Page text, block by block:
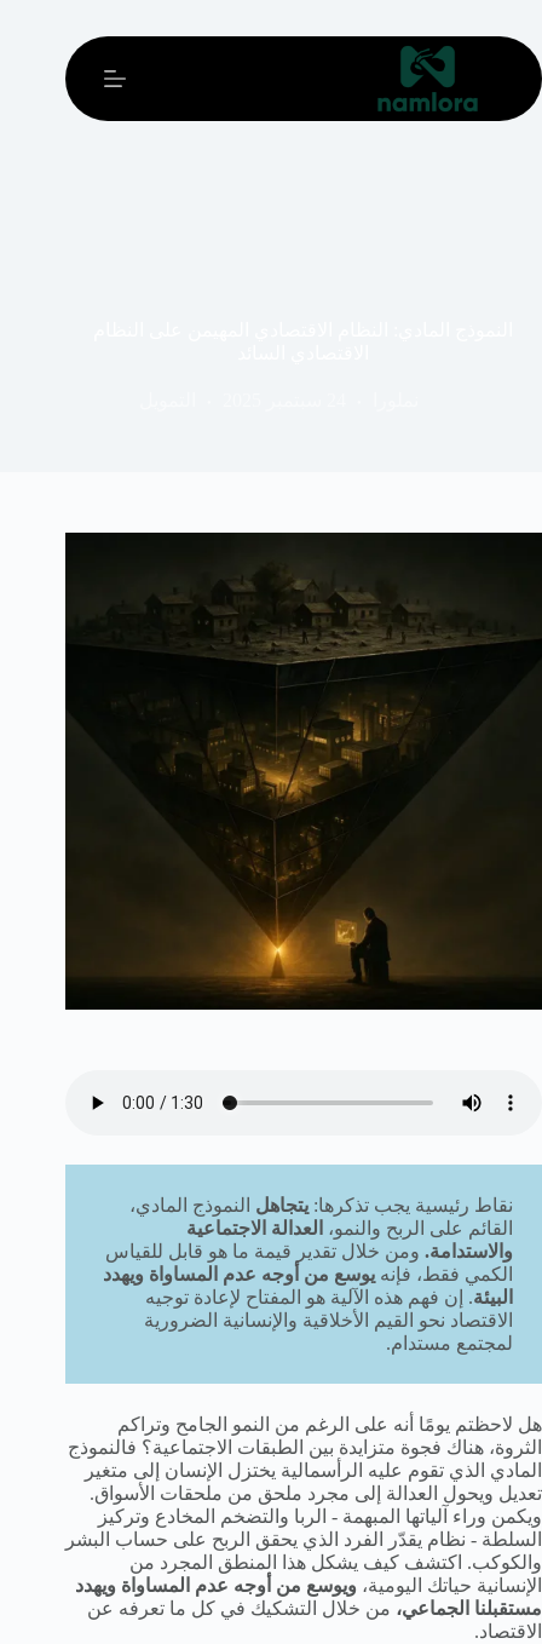
المحتوى
نقاط رئيسية يجب تذكرها: يتجاهل النموذج المادي،
القائم على الربح والنمو، العدالة الاجتماعية
والاستدامة. ومن خلال تقدير قيمة ما هو قابل للقياس
الكمي فقط، فإنه يوسع من أوجه عدم المساواة ويهدد
البيئة. إن فهم هذه الآلية هو المفتاح لإعادة توجيه
الاقتصاد نحو القيم الأخلاقية والإنسانية الضرورية
لمجتمع مستدام.
هل لاحظتم يومًا أنه على الرغم من النمو الجامح وتراكم
الثروة، هناك فجوة متزايدة بين الطبقات الاجتماعية؟ فالنموذج
المادي الذي تقوم عليه الرأسمالية يختزل الإنسان إلى متغير
تعديل ويحول العدالة إلى مجرد ملحق من ملحقات الأسواق.
ويكمن وراء آلياتها المبهمة - الربا والتضخم المخادع وتركيز
السلطة - نظام يقدّر الفرد الذي يحقق الربح على حساب البشر
والكوكب. اكتشف كيف يشكل هذا المنطق المجرد من
الإنسانية حياتك اليومية، ويوسع من أوجه عدم المساواة ويهدد
مستقبلنا الجماعي، من خلال التشكيك في كل ما تعرفه عن
الاقتصاد.